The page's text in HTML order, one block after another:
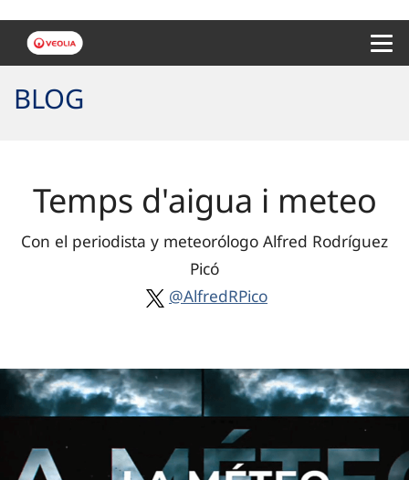
BLOG
Temps d'aigua i meteo
Con el periodista y meteorólogo Alfred Rodríguez
Picó
@AlfredRPico